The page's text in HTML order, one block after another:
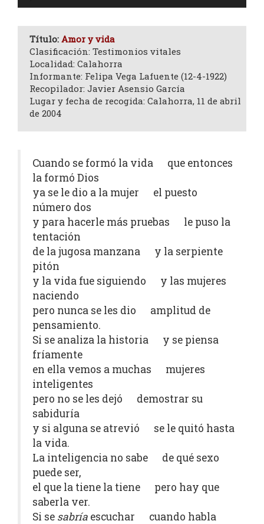
Título: Amor y vida
Clasificación: Testimonios vitales
Localidad: Calahorra
Informante: Felipa Vega Lafuente (12-4-1922)
Recopilador: Javier Asensio García
Lugar y fecha de recogida: Calahorra, 11 de abril
de 2004
Cuando se formó la vida que entonces
la formó Dios
ya se le dio a la mujer el puesto
número dos
y para hacerle más pruebas le puso la
tentación
de la jugosa manzana y la serpiente
pitón
y la vida fue siguiendo y las mujeres
naciendo
pero nunca se les dio amplitud de
pensamiento.
Si se analiza la historia y se piensa
fríamente
en ella vemos a muchas mujeres
inteligentes
pero no se les dejó demostrar su
sabiduría
y si alguna se atrevió se le quitó hasta
la vida.
La inteligencia no sabe de qué sexo
puede ser,
el que la tiene la tiene pero hay que
saberla ver.
Si se sabría escuchar cuando habla